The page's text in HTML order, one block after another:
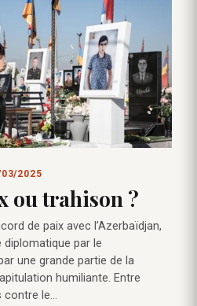
2025
ou trahison ?
de paix avec l’Azerbaïdjan,
par le
une grande partie de la
humiliante. Entre
contre le…